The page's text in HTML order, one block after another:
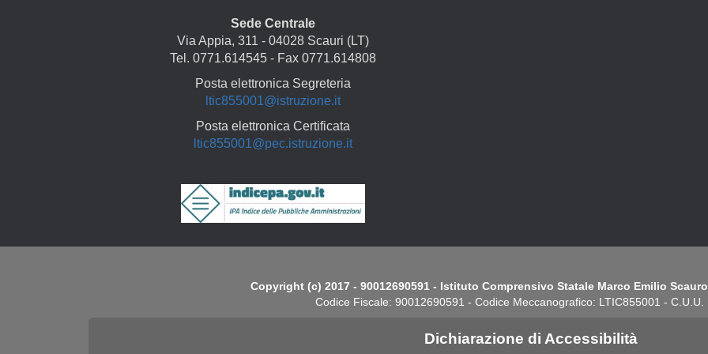
Sede Centrale
Via Appia, 311 - 04028 Scauri (LT)
Tel. 0771.614545 - Fax 0771.614808
Posta elettronica Segreteria
ltic855001@istruzione.it
Posta elettronica Certificata
ltic855001@pec.istruzione.it
Copyright (c) 2017 - 90012690591 - Istituto Comprensivo Statale Marco Emilio
Codice Fiscale: 90012690591 - Codice Meccanografico: LTIC855001 - C.U.U.
Dichiarazione di Accessibilità